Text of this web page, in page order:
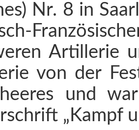
Nr. 8 in
Artillerie
von der
und
„Kampf